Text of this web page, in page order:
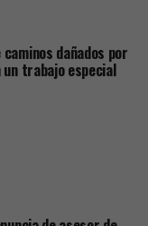
dañados por
trabajo especial